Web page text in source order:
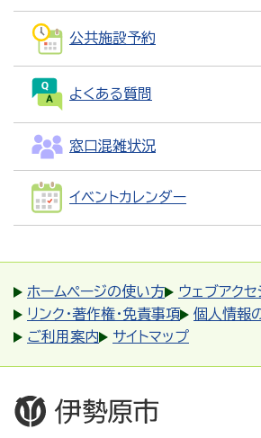
公共施設予約
よくある質問
窓口混雑状況
イベントカレンダー
ホームページの使い方
ウェブアク
リンク・著作権・免責事項
個人情報
ご利用案内
サイトマップ